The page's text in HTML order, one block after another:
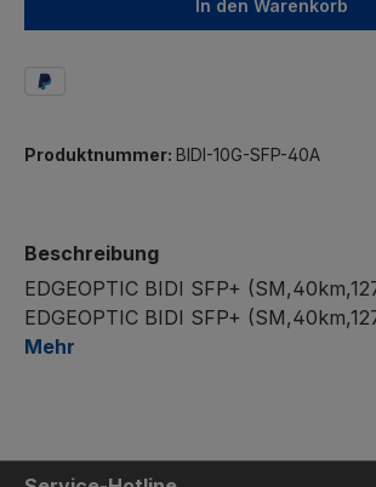
In den Warenkorb
Produktnummer: BIDI-10G-SFP-40A
Beschreibung
EDGEOPTIC BIDI SFP+
EDGEOPTIC BIDI SFP+
Mehr